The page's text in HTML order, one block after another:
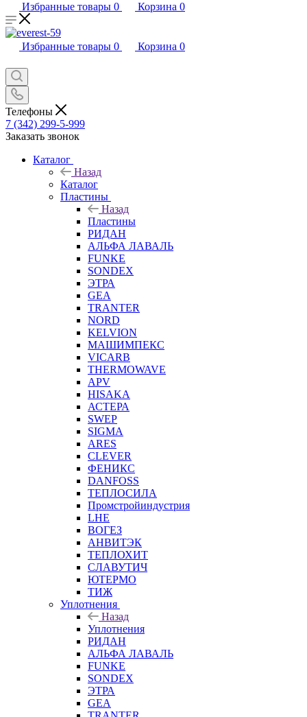
Избранные товары 0 Корзина 0
Избранные товары 0 Корзина 0
Телефоны
7 (342) 299-5-999
Заказать звонок
Каталог
Назад
Каталог
Пластины
Назад
Пластины
РИДАН
АЛЬФА ЛАВАЛЬ
FUNKE
SONDEX
ЭТРА
GEA
TRANTER
NORD
KELVION
МАШИМПЕКС
VICARB
THERMOWAVE
APV
HISAKA
АСТЕРА
SWEP
SIGMA
ARES
CLEVER
ФЕНИКС
DANFOSS
ТЕПЛОСИЛА
Промстройиндустрия
LHE
ВОГЕЗ
АНВИТЭК
ТЕПЛОХИТ
СЛАВУТИЧ
ЮТЕРМО
ТИЖ
Уплотнения
Назад
Уплотнения
РИДАН
АЛЬФА ЛАВАЛЬ
FUNKE
SONDEX
ЭТРА
GEA